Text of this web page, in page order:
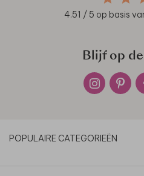
4.51 / 5 op basis
Blijf op
POPULAIRE CATEGORIEËN